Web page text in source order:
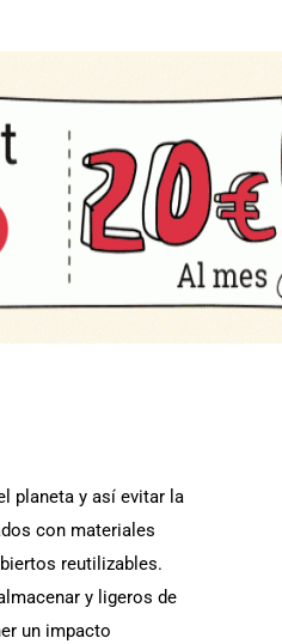
planeta y así evitar la
con materiales
reutilizables.
y ligeros de
un impacto